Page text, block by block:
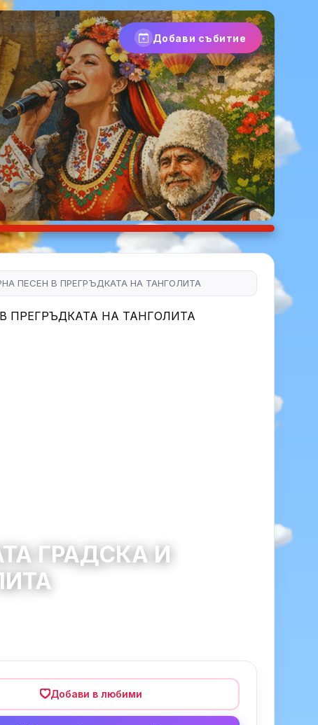
Добави събитие
ПЕСЕН В ПРЕГРЪДКАТА НА ТАНГОЛИТА
ГРАДСКА И
Добави в любими